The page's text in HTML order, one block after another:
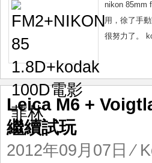
nikon 85mm
用，徐了手
很努力了。
Leica M6 +
繼續試玩
2012年09月07日 ⁄